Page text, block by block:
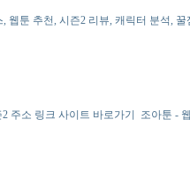
, 웹툰 추천, 시즌2 리뷰, 캐릭터 분석, 꿀
주소 링크 사이트 바로가기 조아툰 -